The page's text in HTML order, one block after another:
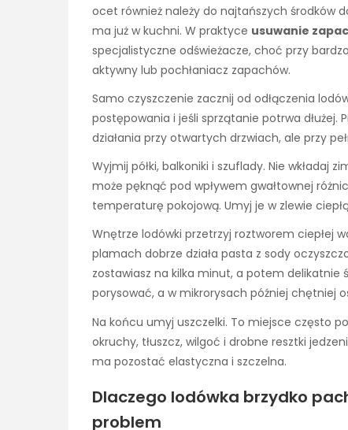
ocet również należy do najtańszych środków
ma już w kuchni. W praktyce usuwanie
specjalistyczne odświeżacze, choć przy
aktywny lub pochłaniacz zapachów.
Samo czyszczenie zacznij od odłączenia
postępowania i jeśli sprzątanie potrwa
działania przy otwartych drzwiach, ale przy
Wyjmij półki, balkoniki i szuflady. Nie wkładaj
może pęknąć pod wpływem gwałtownej
temperaturę pokojową. Umyj je w zlewie
Wnętrze lodówki przetrzyj roztworem ciepłej
plamach dobrze działa pasta z sody
zostawiasz na kilka minut, a potem delikatnie
porysować, a w mikrorysach później chętniej
Na końcu umyj uszczelki. To miejsce często
okruchy, tłuszcz, wilgoć i drobne resztki
ma pozostać elastyczna i szczelna.
Dlaczego lodówka brzydko
problem